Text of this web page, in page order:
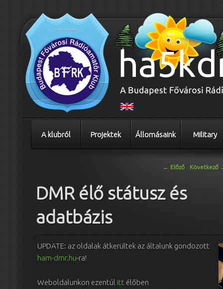
A klubról Projektek Állomásaink Military
← Előző Következő
DMR élő státusz és
adatbázis
UPDATE: az oldalak átkerültek az általunk gondozott
ham-dmr.hu-ra!
Weboldalunkon ezentúl itt élőben